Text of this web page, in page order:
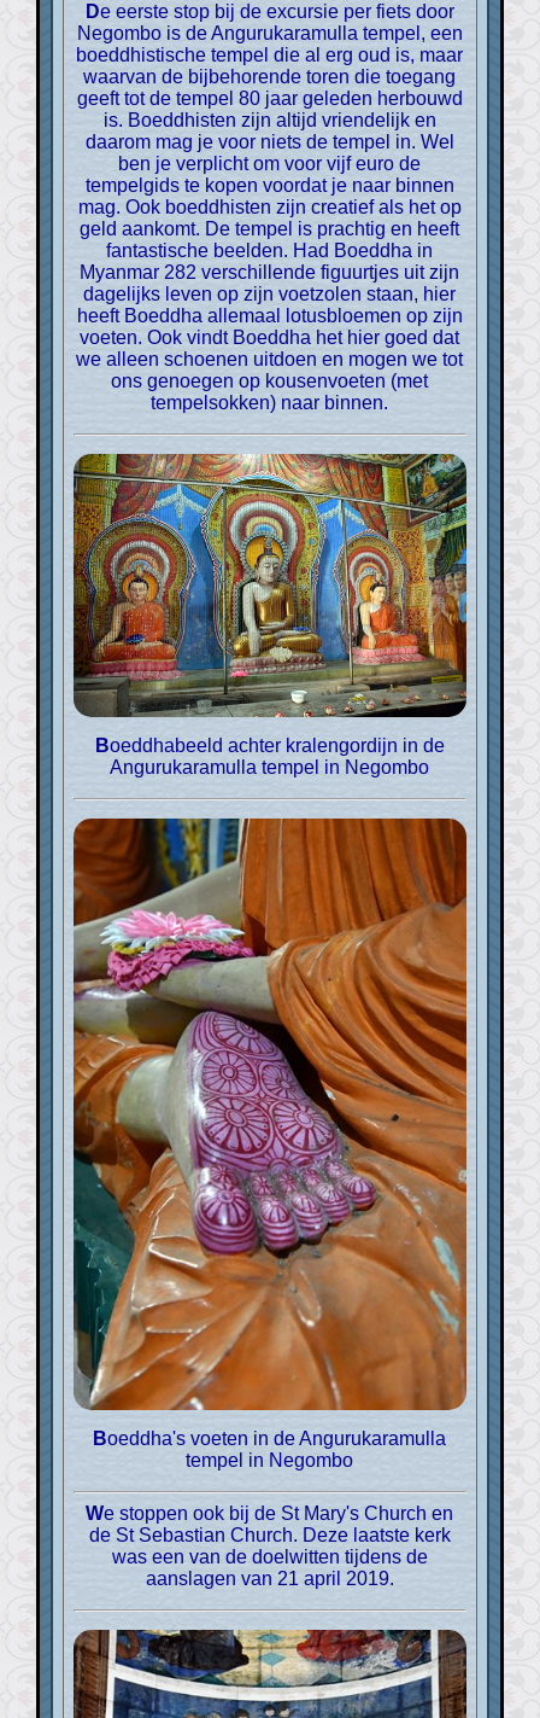
De eerste stop bij de excursie per fiets door
Negombo is de Angurukaramulla tempel, een
boeddhistische tempel die al erg oud is, maar
waarvan de bijbehorende toren die toegang
geeft tot de tempel 80 jaar geleden herbouwd
is. Boeddhisten zijn altijd vriendelijk en
daarom mag je voor niets de tempel in. Wel
ben je verplicht om voor vijf euro de
tempelgids te kopen voordat je naar binnen
mag. Ook boeddhisten zijn creatief als het op
geld aankomt. De tempel is prachtig en heeft
fantastische beelden. Had Boeddha in
Myanmar 282 verschillende figuurtjes uit zijn
dagelijks leven op zijn voetzolen staan, hier
heeft Boeddha allemaal lotusbloemen op zijn
voeten. Ook vindt Boeddha het hier goed dat
we alleen schoenen uitdoen en mogen we tot
ons genoegen op kousenvoeten (met
tempelsokken) naar binnen.
Boeddhabeeld achter kralengordijn in de
Angurukaramulla tempel in Negombo
Boeddha's voeten in de Angurukaramulla
tempel in Negombo
We stoppen ook bij de St Mary's Church en
de St Sebastian Church. Deze laatste kerk
was een van de doelwitten tijdens de
aanslagen van 21 april 2019.